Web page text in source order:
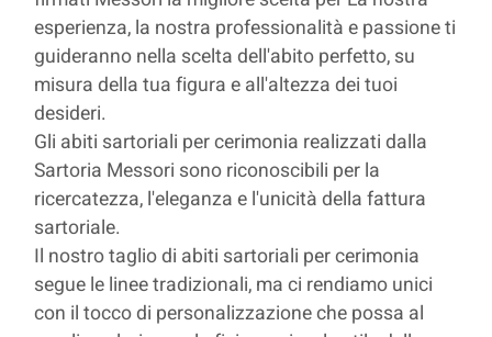
esperienza, la nostra professionalità e passione ti
guideranno nella scelta dell'abito perfetto, su
misura della tua figura e all'altezza dei tuoi
desideri.
Gli abiti sartoriali per cerimonia realizzati dalla
Sartoria Messori sono riconoscibili per la
ricercatezza, l'eleganza e l'unicità della fattura
sartoriale.
Il nostro taglio di abiti sartoriali per cerimonia
segue le linee tradizionali, ma ci rendiamo unici
con il tocco di personalizzazione che possa al